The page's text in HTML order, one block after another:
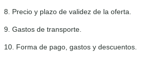
8. Precio y plazo de validez de la oferta.
9. Gastos de transporte.
10. Forma de pago, gastos y descuentos.